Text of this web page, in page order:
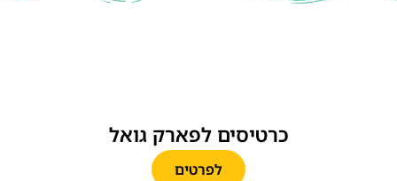
כרטיסים לפארק גואל
לפרטים